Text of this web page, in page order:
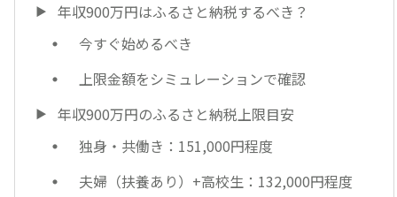
年収900万円はふるさと納税するべき？
今すぐ始めるべき
上限金額をシミュレーションで確認
年収900万円のふるさと納税上限目安
独身・共働き：151,000円程度
夫婦（扶養あり）+高校生：132,000円程度